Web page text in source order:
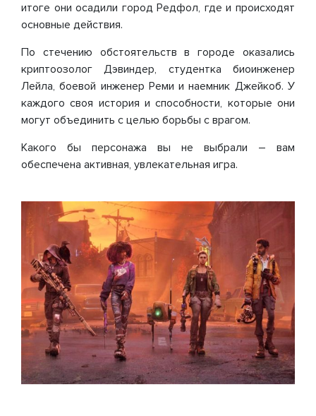
итоге они осадили город Редфол, где и происходят
основные действия.
По стечению обстоятельств в городе оказались
криптоозолог Дэвиндер, студентка биоинженер
Лейла, боевой инженер Реми и наемник Джейкоб. У
каждого своя история и способности, которые они
могут объединить с целью борьбы с врагом.
Какого бы персонажа вы не выбрали – вам
обеспечена активная, увлекательная игра.